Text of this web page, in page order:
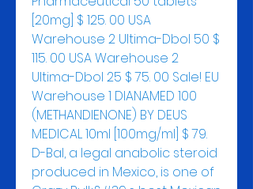
[20mg] $ 125. 00 USA
Warehouse 2 Ultima-Dbol 50 $
115. 00 USA Warehouse 2
Ultima-Dbol 25 $ 75. 00 Sale! EU
Warehouse 1 DIANAMED 100
(METHANDIENONE) BY DEUS
MEDICAL 10ml [100mg/ml] $ 79.
D-Bal, a legal anabolic steroid
produced in Mexico, is one of